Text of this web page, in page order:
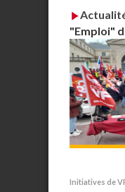
"Emploi"
Initiatives de